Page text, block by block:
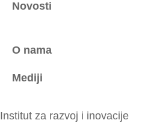
Novosti
O nama
Mediji
Institut za razvoj i inovacije